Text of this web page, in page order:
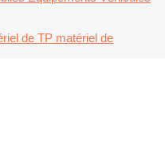
de TP matériel de